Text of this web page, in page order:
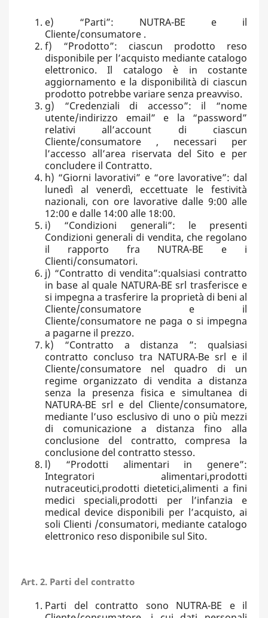
e) “Parti”: NUTRA-BE e il
Cliente/consumatore .
f) “Prodotto”: ciascun prodotto reso
disponibile per l’acquisto mediante catalogo
elettronico. Il catalogo è in costante
aggiornamento e la disponibilità di ciascun
prodotto potrebbe variare senza preavviso.
g) “Credenziali di accesso”: il “nome
utente/indirizzo email” e la “password”
relativi all’account di ciascun
Cliente/consumatore , necessari per
l’accesso all’area riservata del Sito e per
concludere il Contratto.
h) “Giorni lavorativi” e “ore lavorative”: dal
lunedì al venerdì, eccettuate le festività
nazionali, con ore lavorative dalle 9:00 alle
12:00 e dalle 14:00 alle 18:00.
i) “Condizioni generali”: le presenti
Condizioni generali di vendita, che regolano
il rapporto fra NUTRA-BE e i
Clienti/consumatori.
j) “Contratto di vendita”:qualsiasi contratto
in base al quale NATURA-BE srl trasferisce e
si impegna a trasferire la proprietà di beni al
Cliente/consumatore e il
Cliente/consumatore ne paga o si impegna
a pagarne il prezzo.
k) “Contratto a distanza ”: qualsiasi
contratto concluso tra NATURA-Be srl e il
Cliente/consumatore nel quadro di un
regime organizzato di vendita a distanza
senza la presenza fisica e simultanea di
NATURA-BE srl e del Cliente/consumatore,
mediante l’uso esclusivo di uno o più mezzi
di comunicazione a distanza fino alla
conclusione del contratto, compresa la
conclusione del contratto stesso.
l) “Prodotti alimentari in genere”:
Integratori alimentari,prodotti
nutraceutici,prodotti dietetici,alimenti a fini
medici speciali,prodotti per l’infanzia e
medical device disponibili per l’acquisto, ai
soli Clienti /consumatori, mediante catalogo
elettronico reso disponibile sul Sito.
Art. 2. Parti del contratto
Parti del contratto sono NUTRA-BE e il